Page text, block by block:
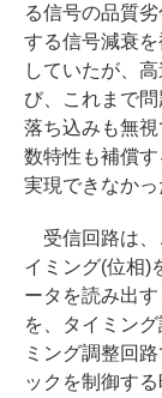
る信号の品質
する信号減衰
していたが、
び、これまで
落ち込みも無
数特性も補償
実現できなかっ
受信回路は、
イミング(位相)
ータを読み出
を、タイミン
ミング調整回
ックを制御す